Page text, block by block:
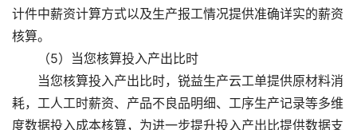
计件中薪资计算方式以及生产报工情况提供准确详实的薪资
核算。
（5）当您核算投入产出比时
当您核算投入产出比时，锐益生产云工单提供原材料消
耗，工人工时薪资、产品不良品明细、工序生产记录等多维
度数据投入成本核算，为进一步提升投入产出比提供数据支